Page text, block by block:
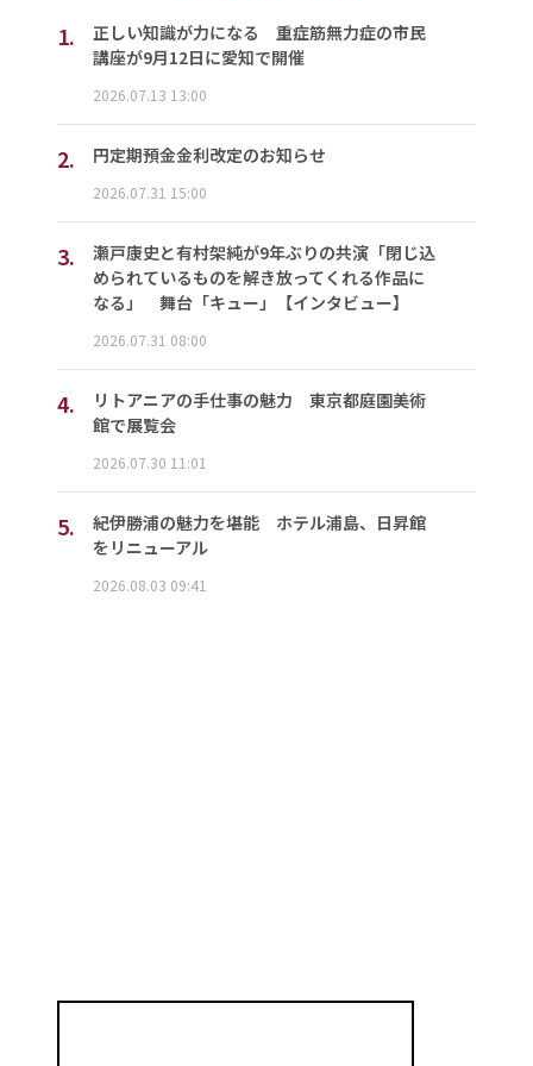
1.
正しい知識が力になる 重症筋無力症の市民
講座が9月12日に愛知で開催
2026.07.13 13:00
2. 円定期預金金利改定のお知らせ
2026.07.31 15:00
3.
瀬戸康史と有村架純が9年ぶりの共演「閉じ込
められているものを解き放ってくれる作品に
なる」 舞台「キュー」【インタビュー】
2026.07.31 08:00
4.
リトアニアの手仕事の魅力 東京都庭園美術
館で展覧会
2026.07.30 11:01
5.
紀伊勝浦の魅力を堪能 ホテル浦島、日昇館
をリニューアル
2026.08.03 09:41